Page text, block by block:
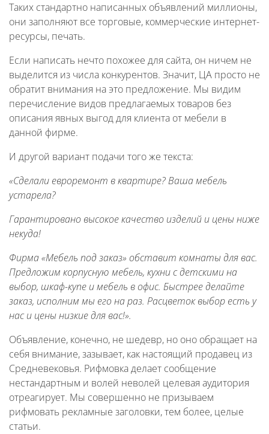
Таких стандартно написанных объявлений миллионы,
они заполняют все торговые, коммерческие интернет-
ресурсы, печать.
Если написать нечто похожее для сайта, он ничем не
выделится из числа конкурентов. Значит, ЦА просто не
обратит внимания на это предложение. Мы видим
перечисление видов предлагаемых товаров без
описания явных выгод для клиента от мебели в
данной фирме.
И другой вариант подачи того же текста:
«Сделали евроремонт в квартире? Ваша мебель
устарела?
Гарантировано высокое качество изделий и цены ниже
некуда!
Фирма «Мебель под заказ» обставит комнаты для вас.
Предложим корпусную мебель, кухни с детскими на
выбор, шкаф-купе и мебель в офис. Быстрее делайте
заказ, исполним мы его на раз. Расцветок выбор есть у
нас и цены низкие для вас!».
Объявление, конечно, не шедевр, но оно обращает на
себя внимание, зазывает, как настоящий продавец из
Средневековья. Рифмовка делает сообщение
нестандартным и волей неволей целевая аудитория
отреагирует. Мы совершенно не призываем
рифмовать рекламные заголовки, тем более, целые
статьи.